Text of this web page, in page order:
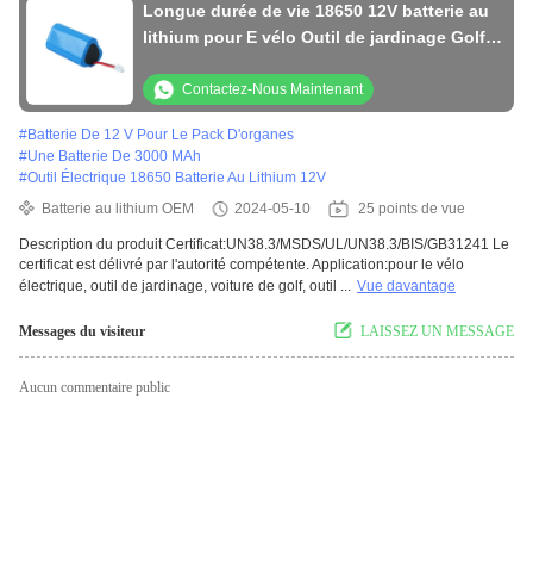
Longue durée de vie 18650 12V batterie au
lithium pour E vélo Outil de jardinage Golf
Contactez-Nous Maintenant
#Batterie De 12 V Pour Le Pack D'organes
#Une Batterie De 3000 MAh
#Outil Électrique 18650 Batterie Au Lithium 12V
Batterie au lithium OEM
2024-05-10 25 points de vue
Description du produit Certificat:UN38.3/MSDS/UL/UN38.3/BIS/GB31241 Le
certificat est délivré par l'autorité compétente. Application:pour le vélo
électrique, outil de jardinage, voiture de golf, outil ... Vue davantage
Messages du visiteur LAISSEZ UN MESSAGE
Aucun commentaire public